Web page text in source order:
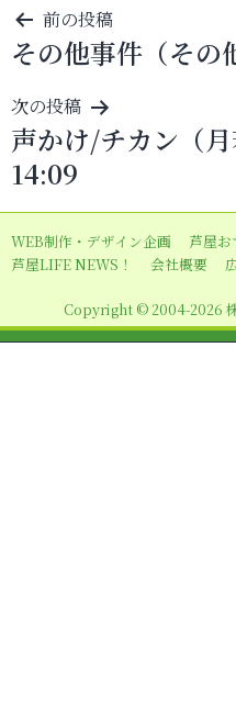
投
稿
ナ
ビ
ゲ
ー
シ
ョ
前の投稿
その他事件（その
次の投稿
声かけ/チカン（
14:09
WEB制作・デザイン企画 芦屋
芦屋LIFE NEWS！
会社概要
Copyright © 2004-2026